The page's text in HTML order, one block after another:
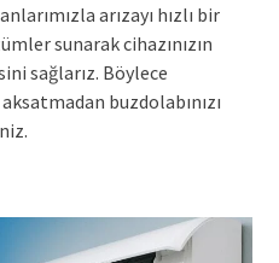
arızayı hızlı bir
sunarak cihazınızın
sağlarız. Böylece
buzdolabınızı